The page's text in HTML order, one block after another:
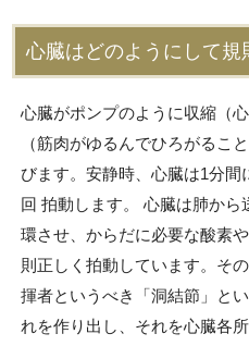
心臓はどのようにして規
心臓がポンプのように収縮（
（筋肉がゆるんでひろがるこ
びます。安静時、心臓は1分間
回 拍動します。 心臓は肺か
環させ、からだに必要な酸素
則正しく拍動しています。そ
揮者というべき「洞結節」と
れを作り出し、それを心臓各